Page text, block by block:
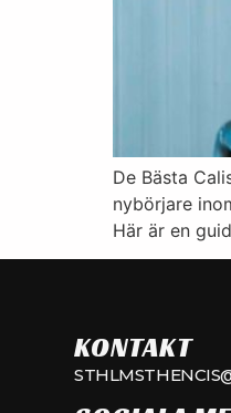
De Bästa
nybörjare
Här är en
KONTAKT